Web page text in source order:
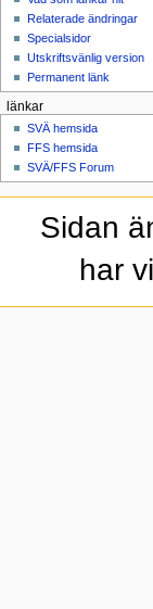
Relaterade ändringar
Specialsidor
Utskriftsvänlig version
Permanent länk
länkar
SVÄ hemsida
FFS hemsida
SVÄ/FFS Forum
Sidan
har